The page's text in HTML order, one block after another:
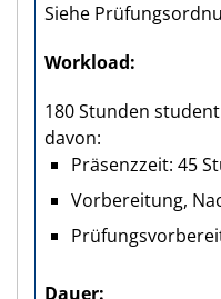
Siehe
Workload
180 Stunden
davon:
Präsenzzeit: 45
Vorbereitung,
Dauer